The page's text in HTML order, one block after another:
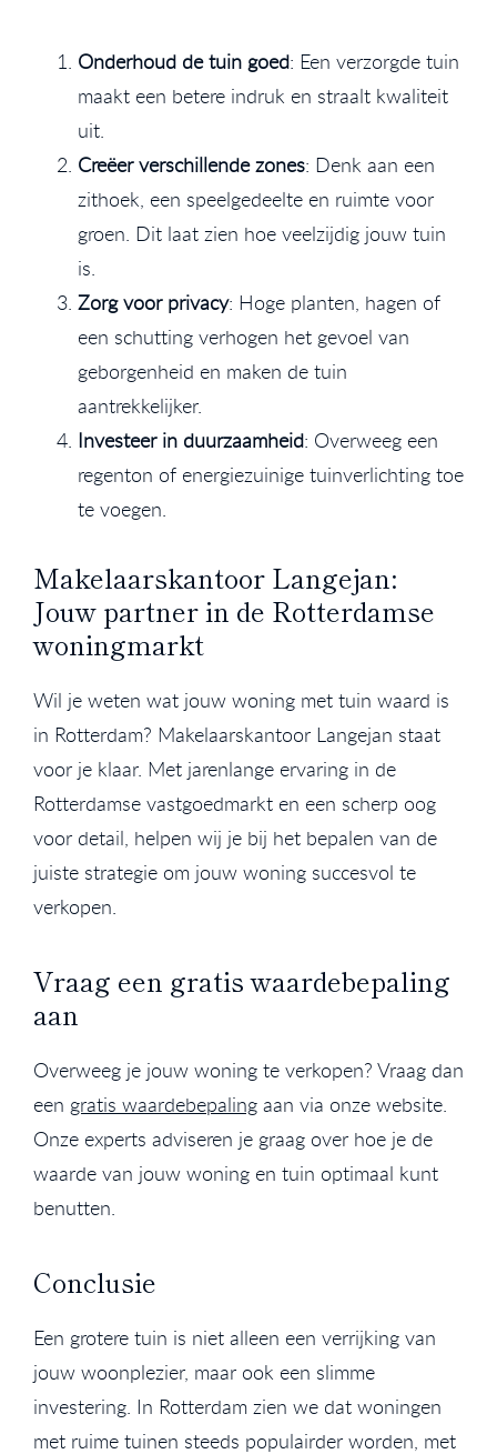
Onderhoud de tuin goed: Een verzorgde tuin
maakt een betere indruk en straalt kwaliteit
uit.
Creëer verschillende zones: Denk aan een
zithoek, een speelgedeelte en ruimte voor
groen. Dit laat zien hoe veelzijdig jouw tuin
is.
Zorg voor privacy: Hoge planten, hagen of
een schutting verhogen het gevoel van
geborgenheid en maken de tuin
aantrekkelijker.
Investeer in duurzaamheid: Overweeg een
regenton of energiezuinige tuinverlichting toe
te voegen.
Makelaarskantoor Langejan:
Jouw partner in de Rotterdamse
woningmarkt
Wil je weten wat jouw woning met tuin waard is
in Rotterdam? Makelaarskantoor Langejan staat
voor je klaar. Met jarenlange ervaring in de
Rotterdamse vastgoedmarkt en een scherp oog
voor detail, helpen wij je bij het bepalen van de
juiste strategie om jouw woning succesvol te
verkopen.
Vraag een gratis waardebepaling
aan
Overweeg je jouw woning te verkopen? Vraag dan
een gratis waardebepaling aan via onze website.
Onze experts adviseren je graag over hoe je de
waarde van jouw woning en tuin optimaal kunt
benutten.
Conclusie
Een grotere tuin is niet alleen een verrijking van
jouw woonplezier, maar ook een slimme
investering. In Rotterdam zien we dat woningen
met ruime tuinen steeds populairder worden, met